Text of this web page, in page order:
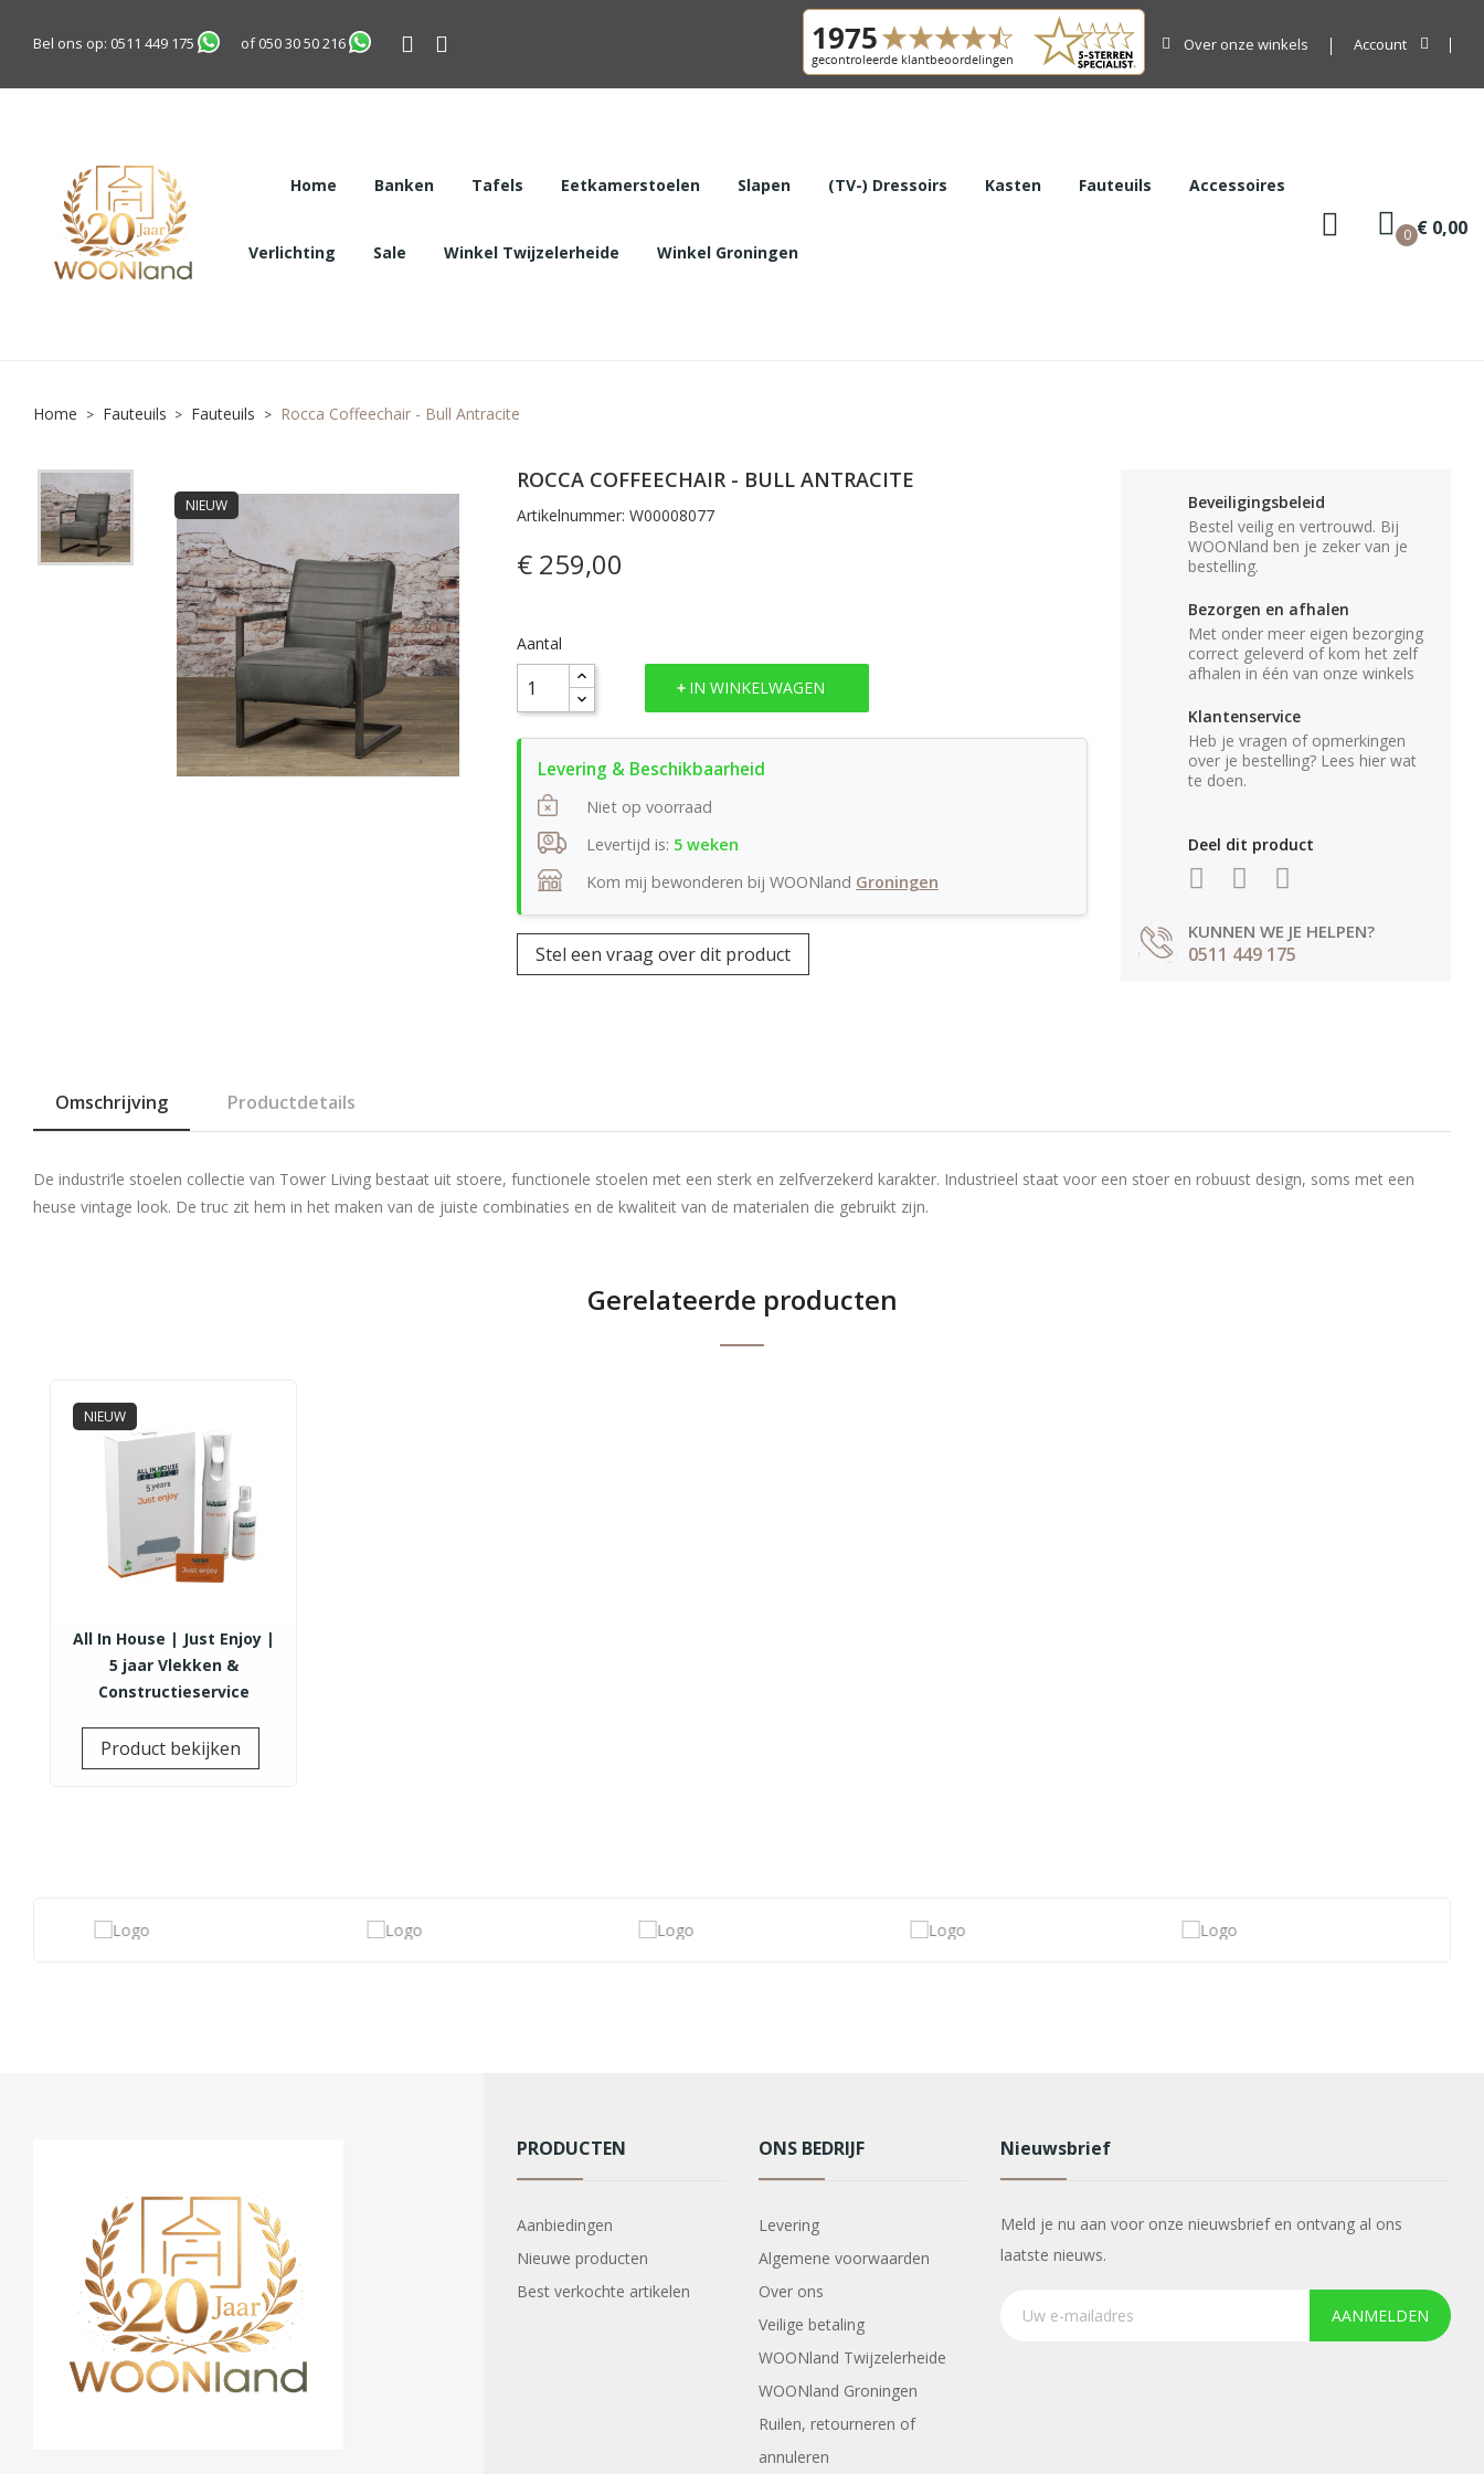
Bel ons op: 0511 449 175 of050 30 50 216 Over onze winkels Account
Home Banken Tafels Eetkamerstoelen Slapen (TV-) Dressoirs Kasten Fauteuils Accessoires
Verlichting Sale Winkel Twijzelerheide Winkel Groningen
0 € 0,00
Home Fauteuils Fauteuils Rocca Coffeechair - Bull Antracite
NIEUW
ROCCA COFFEECHAIR - BULL ANTRACITE
Artikelnummer: W00008077
€ 259,00
Aantal
IN WINKELWAGEN
Niet op voorraad
Levertijd is: 5 weken
Kom mij bewonderen bij WOONland Groningen
Stel een vraag over dit product
Beveiligingsbeleid
Bestel veilig en vertrouwd. Bij
WOONland ben je zeker van je
bestelling.
Bezorgen en afhalen
Met onder meer eigen bezorging
correct geleverd of kom het zelf
afhalen in één van onze winkels
Klantenservice
Heb je vragen of opmerkingen
over je bestelling? Lees hier wat
te doen.
Deel dit product
KUNNEN WE JE HELPEN?
0511 449 175
Omschrijving Productdetails
De industri‘le stoelen collectie van Tower Living bestaat uit stoere, functionele stoelen met een sterk en zelfverzekerd karakter. Industrieel staat voor een stoer en robuust design, soms met een
heuse vintage look. De truc zit hem in het maken van de juiste combinaties en de kwaliteit van de materialen die gebruikt zijn.
Gerelateerde producten
NIEUW
All In House | Just Enjoy |
5 jaar Vlekken &
Constructieservice
Product bekijken
PRODUCTEN
Aanbiedingen
Nieuwe producten
Best verkochte artikelen
ONS BEDRIJF
Levering
Algemene voorwaarden
Over ons
Veilige betaling
WOONland Twijzelerheide
WOONland Groningen
Ruilen, retourneren of
annuleren
Nieuwsbrief
Meld je nu aan voor onze nieuwsbrief en ontvang al ons
laatste nieuws.
AANMELDEN